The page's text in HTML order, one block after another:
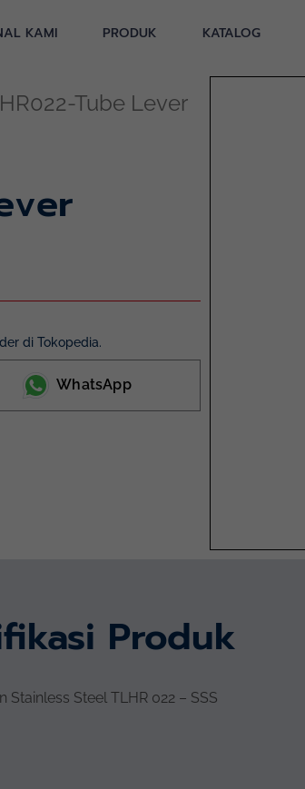
KAMI PRODUK KATALOG
Tube Lever
di Tokopedia.
WhatsApp
Produk
Steel TLHR 022 – SSS